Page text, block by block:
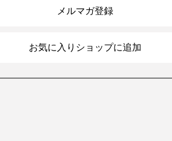
メルマガ登録
お気に入りショップに追加